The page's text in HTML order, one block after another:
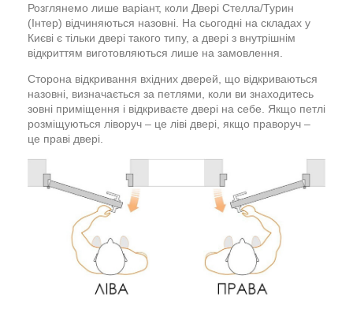
Розглянемо лише варіант, коли Двері Стелла/Турин
(Інтер) відчиняються назовні. На сьогодні на складах у
Києві є тільки двері такого типу, а двері з внутрішнім
відкриттям виготовляються лише на замовлення.
Сторона відкривання вхідних дверей, що відкриваються
назовні, визначається за петлями, коли ви знаходитесь
зовні приміщення і відкриваєте двері на себе. Якщо петлі
розміщуються ліворуч – це ліві двері, якщо праворуч –
це праві двері.